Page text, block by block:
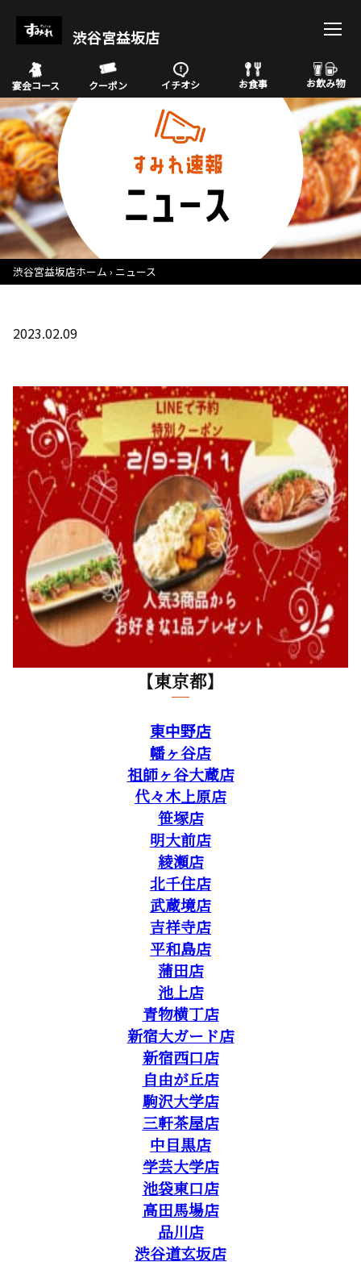
渋谷宮益坂店
宴会コース クーポン イチオシ お食事 お飲み物
渋谷宮益坂店ホーム ニュース
2023.02.09
【東京都】
東中野店
幡ヶ谷店
祖師ヶ谷大蔵店
代々木上原店
笹塚店
明大前店
綾瀬店
北千住店
武蔵境店
吉祥寺店
平和島店
蒲田店
池上店
青物横丁店
新宿大ガード店
新宿西口店
自由が丘店
駒沢大学店
三軒茶屋店
中目黒店
学芸大学店
池袋東口店
高田馬場店
品川店
渋谷道玄坂店